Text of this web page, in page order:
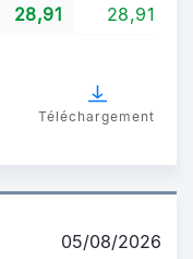
28,91 28,91
Téléchargement
05/08/2026